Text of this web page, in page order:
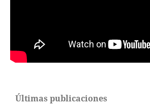
Últimas publicaciones